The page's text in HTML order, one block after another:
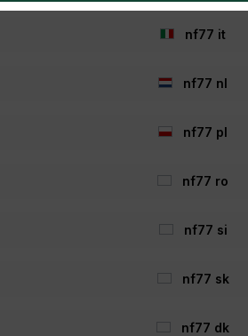
Leader Rack XL
cm
€
nf77 it
nf77 nl
nf77 pl
nf77 ro
nf77 si
nf77 sk
nf77 dk